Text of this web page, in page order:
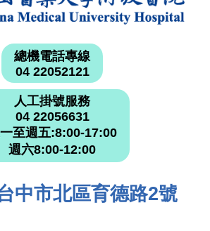
總機電話專線
04 22052121
人工掛號服務
04 22056631
至週五:8:00-17:00
週六8:00-12:00
中市北區育德路2號